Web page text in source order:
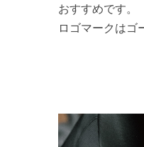
おすすめです。
ロゴマークはゴ